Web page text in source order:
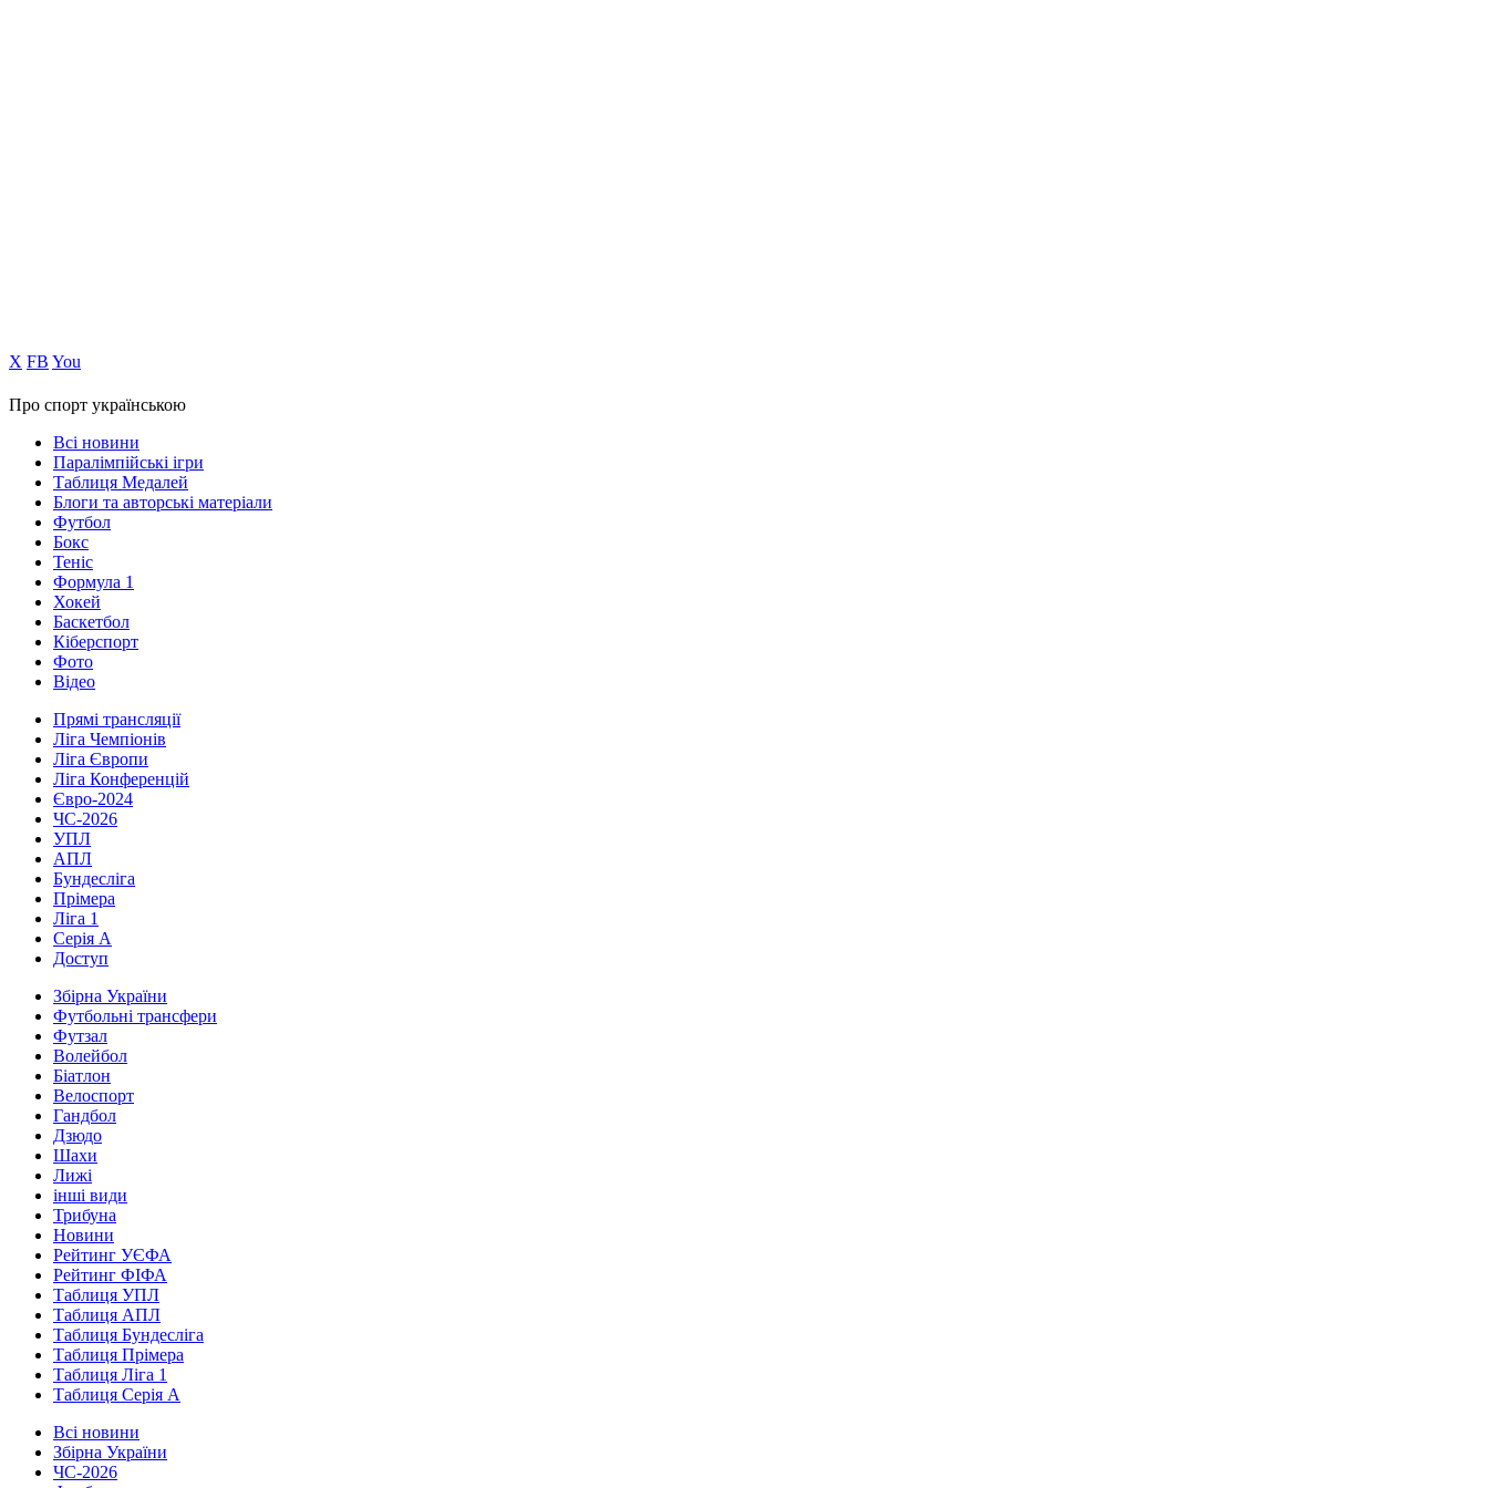
Х FB You
Про спорт українською
Всі новини
Паралімпійські ігри
Таблиця Медалей
Блоги та авторські матеріали
Футбол
Бокс
Теніс
Формула 1
Хокей
Баскетбол
Кіберспорт
Фото
Відео
Прямі трансляції
Ліга Чемпіонів
Ліга Європи
Ліга Конференцій
Євро-2024
ЧС-2026
УПЛ
АПЛ
Бундесліга
Прімера
Ліга 1
Серія А
Доступ
Збірна України
Футбольні трансфери
Футзал
Волейбол
Біатлон
Велоспорт
Гандбол
Дзюдо
Шахи
Лижі
інші види
Трибуна
Новини
Рейтинг УЄФА
Рейтинг ФІФА
Таблиця УПЛ
Таблиця АПЛ
Таблиця Бундесліга
Таблиця Прімера
Таблиця Ліга 1
Таблиця Серія А
Всі новини
Збірна України
ЧС-2026